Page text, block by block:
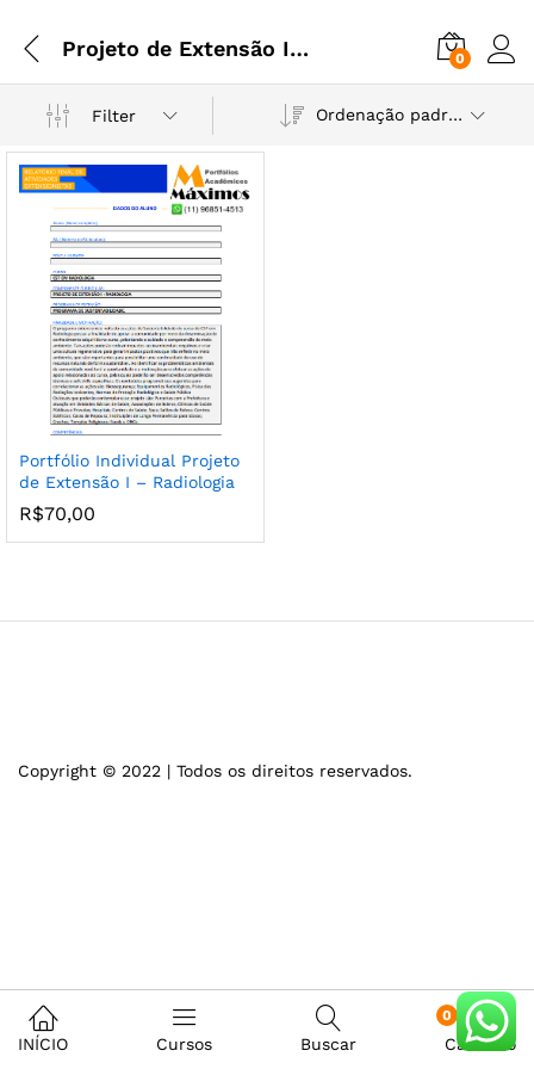
Projeto de Extensão I - Radiologia 0
Filter Ordenação padrão
Portfólio Individual Projeto
de Extensão I – Radiologia
R$70,00
Copyright © 2022 | Todos os direitos reservados.
INÍCIO Cursos Buscar
0
Carrinho